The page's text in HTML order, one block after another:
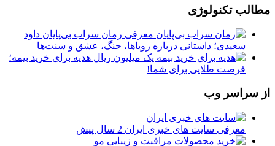
مطالب تکنولوژی
معرفی رمان سراب بی‌پایان داود
سعیدی؛ داستانی درباره رویاها، جنگ، عشق و سنت‌ها
یک میلیون ریال هدیه برای خرید بیمه؛
فرصت طلایی برای شما!
از سراسر وب
معرفی سایت های خبری ایران 2 سال پیش